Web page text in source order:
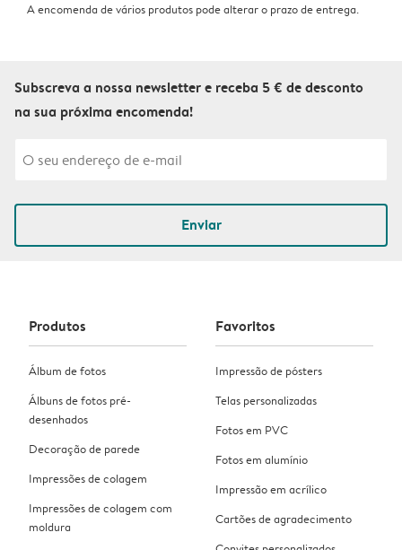
A encomenda de vários produtos pode alterar o prazo de entrega.
Subscreva a nossa newsletter e receba 5 € de desconto
na sua próxima encomenda!
Enviar
Produtos
Álbum de fotos
Álbuns de fotos pré-
desenhados
Decoração de parede
Impressões de colagem
Impressões de colagem com
moldura
Favoritos
Impressão de pósters
Telas personalizadas
Fotos em PVC
Fotos em alumínio
Impressão em acrílico
Cartões de agradecimento